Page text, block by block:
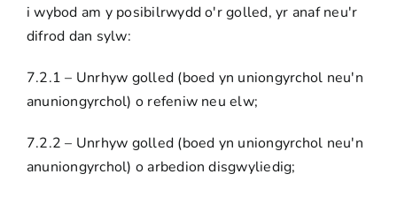
i wybod am y posibilrwydd o'r golled, yr anaf neu'r
difrod dan sylw:
7.2.1 – Unrhyw golled (boed yn uniongyrchol neu'n
anuniongyrchol) o refeniw neu elw;
7.2.2 – Unrhyw golled (boed yn uniongyrchol neu'n
anuniongyrchol) o arbedion disgwyliedig;